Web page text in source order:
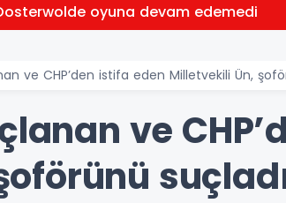
oyuna devam edemedi
ve CHP’den istifa eden Milletvekili Ün,
ve